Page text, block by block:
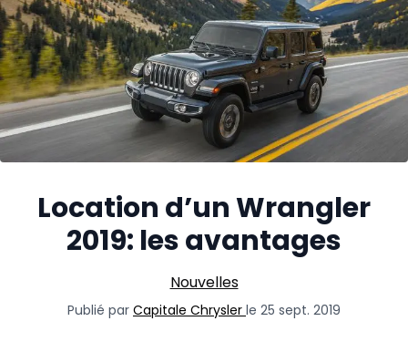
Location d’un Wrangler
2019: les avantages
Nouvelles
Publié par Capitale Chrysler le 25 sept. 2019